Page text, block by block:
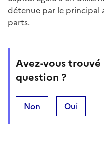
détenue par le
parts.
Avez-vous
question ?
Non Oui